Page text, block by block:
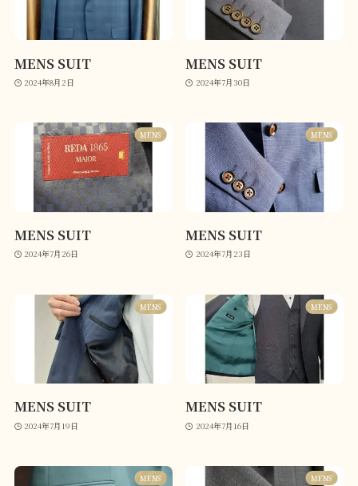
MENS SUIT
2024年8月2日
MENS SUIT
2024年7月30日
MENS
MENS SUIT
2024年7月26日
MENS
MENS SUIT
2024年7月23日
MENS
MENS SUIT
2024年7月19日
MENS
MENS SUIT
2024年7月16日
MENS MENS